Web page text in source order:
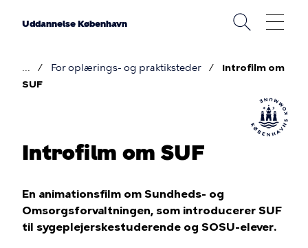
Uddannelse København
Brødkrumme
For oplærings- og praktiksteder
Introfilm om
SUF
Introfilm om SUF
En animationsfilm om Sundheds- og
Omsorgsforvaltningen, som introducerer SUF
til sygeplejerskestuderende og SOSU-elever.